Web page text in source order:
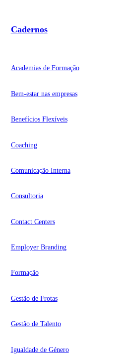
Cadernos
Academias de Formação
Bem-estar nas empresas
Benefícios Flexíveis
Coaching
Comunicação Interna
Consultoria
Contact Centers
Employer Branding
Formação
Gestão de Frotas
Gestão de Talento
Igualdade de Género